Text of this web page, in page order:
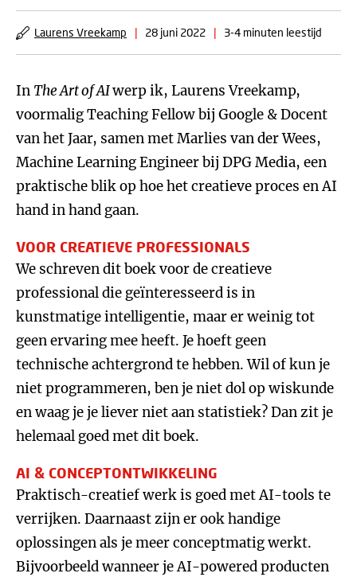
Laurens Vreekamp | 28 juni 2022 | 3-4 minuten leestijd
In The Art of AIwerp ik, Laurens Vreekamp,
voormalig Teaching Fellow bij Google & Docent
van het Jaar, samen met Marlies van der Wees,
Machine Learning Engineer bij DPG Media, een
praktische blik op hoe het creatieve proces en AI
hand in hand gaan.
VOOR CREATIEVE PROFESSIONALS
We schreven dit boek voor de creatieve
professional die geïnteresseerd is in
kunstmatige intelligentie, maar er weinig tot
geen ervaring mee heeft. Je hoeft geen
technische achtergrond te hebben. Wil of kun je
niet programmeren, ben je niet dol op wiskunde
en waag je je liever niet aan statistiek? Dan zit je
helemaal goed met dit boek.
AI & CONCEPTONTWIKKELING
Praktisch-creatief werk is goed met AI-tools te
verrijken. Daarnaast zijn er ook handige
oplossingen als je meer conceptmatig werkt.
Bijvoorbeeld wanneer je AI-powered producten